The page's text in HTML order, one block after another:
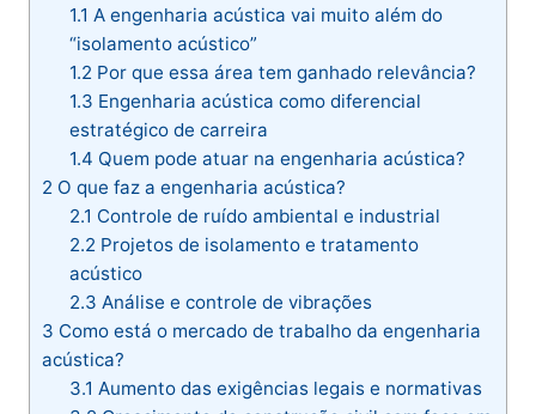
1.1 A engenharia acústica vai muito além do
“isolamento acústico”
1.2 Por que essa área tem ganhado relevância?
1.3 Engenharia acústica como diferencial
estratégico de carreira
1.4 Quem pode atuar na engenharia acústica?
2 O que faz a engenharia acústica?
2.1 Controle de ruído ambiental e industrial
2.2 Projetos de isolamento e tratamento
acústico
2.3 Análise e controle de vibrações
3 Como está o mercado de trabalho da engenharia
acústica?
3.1 Aumento das exigências legais e normativas